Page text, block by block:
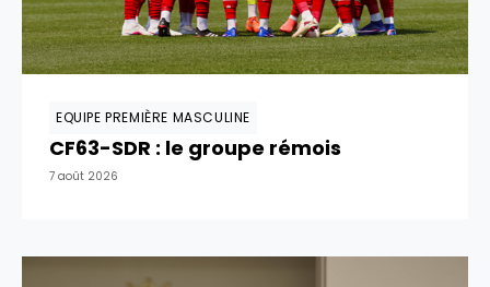
EQUIPE PREMIÈRE MASCULINE
CF63-SDR : le groupe rémois
7 août 2026